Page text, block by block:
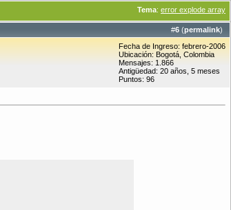
Tema: error explode array
#6 (permalink)
Fecha de Ingreso: febrero-2006
Ubicación: Bogotá, Colombia
Mensajes: 1.866
Antigüedad: 20 años, 5 meses
Puntos: 96